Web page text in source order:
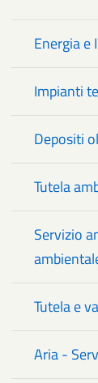
Energia e
Impianti
Depositi
Tutela
Servizio
Tutela e
Aria -